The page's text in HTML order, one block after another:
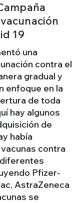
19
una
contra el
gradual y
enfoque en la
de toda
hay algunos
de
había
contra
Pfizer-
AstraZeneca
se